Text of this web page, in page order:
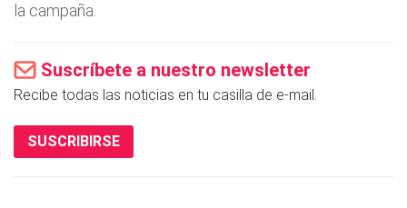
la campaña.
Suscríbete a nuestro newsletter
Recibe todas las noticias en tu casilla de e-mail.
SUSCRIBIRSE